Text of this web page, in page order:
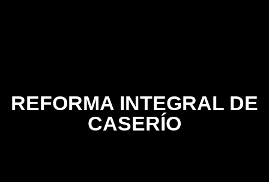
REFORMA INTEGRAL DE
CASERÍO